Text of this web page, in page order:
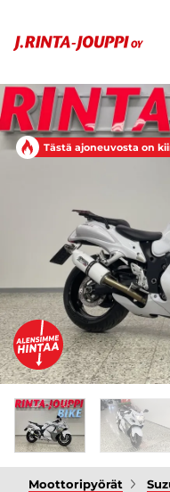
Tästä ajoneuvosta on
Moottoripyörät